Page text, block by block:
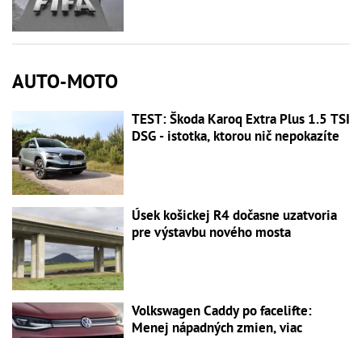
AUTO-MOTO
TEST: Škoda Karoq Extra Plus 1.5 TSI
DSG - istotka, ktorou nič nepokazíte
Úsek košickej R4 dočasne uzatvoria
pre výstavbu nového mosta
Volkswagen Caddy po facelifte:
Menej nápadných zmien, viac